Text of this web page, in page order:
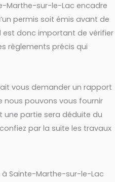
Marthe-sur-le-Lac encadre
permis soit émis avant de
est donc important de vérifier
règlements précis qui
vous demander un rapport
nous pouvons vous fournir
partie sera déduite du
par la suite les travaux
Sainte-Marthe-sur-le-Lac